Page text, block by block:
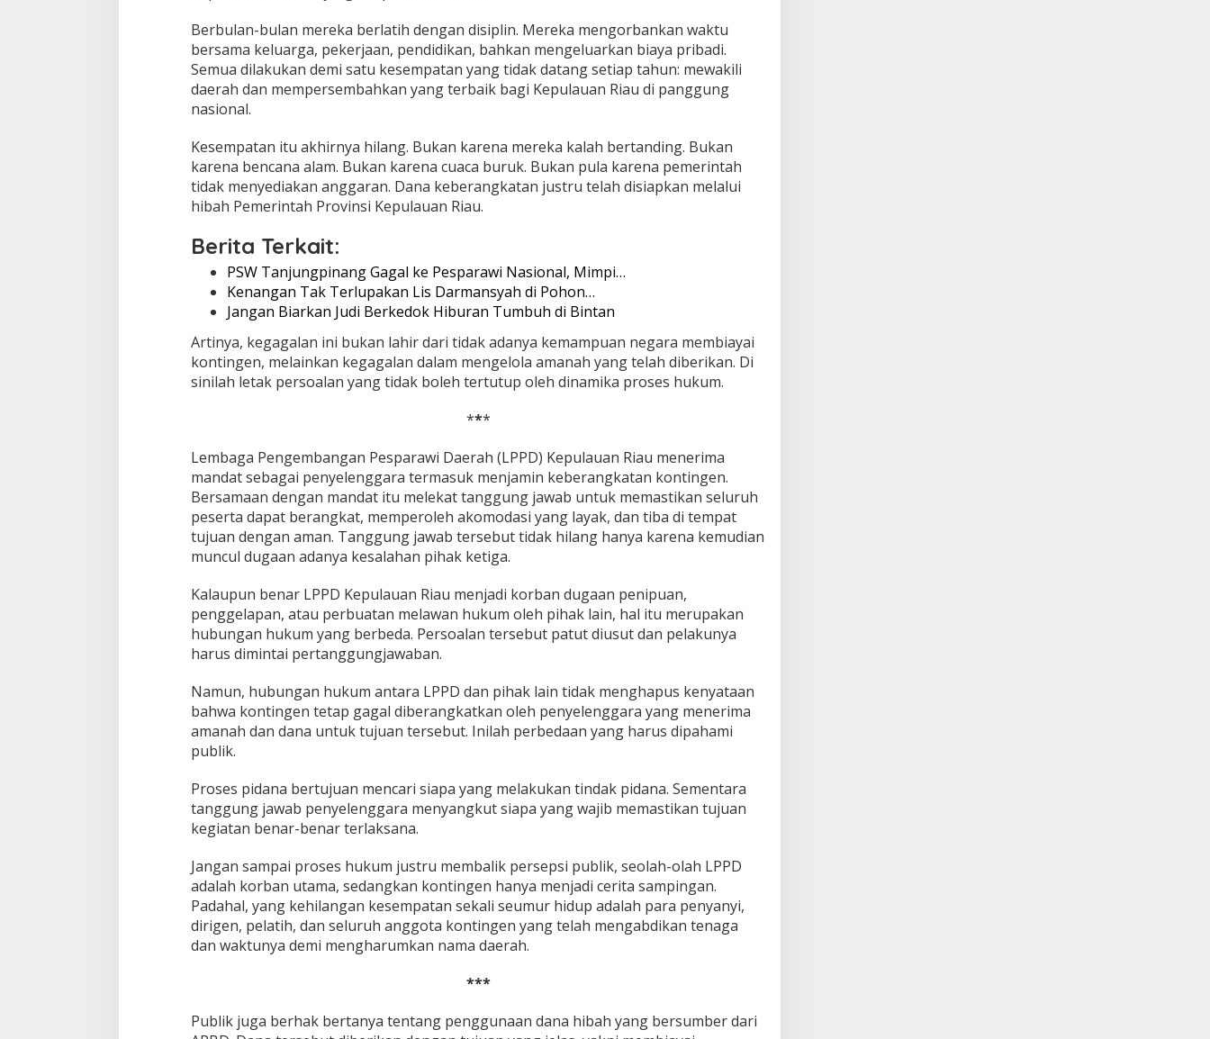
j
a
d
i
b
a
n
a
T
e
r
l
p
a
k
Berbulan-bulan mereka berlatih dengan disiplin. Mereka mengorbankan waktu
bersama keluarga, pekerjaan, pendidikan, bahkan mengeluarkan biaya pribadi.
Semua dilakukan demi satu kesempatan yang tidak datang setiap tahun: mewakili
daerah dan mempersembahkan yang terbaik bagi Kepulauan Riau di panggung
nasional.
Kesempatan itu akhirnya hilang. Bukan karena mereka kalah bertanding. Bukan
karena bencana alam. Bukan karena cuaca buruk. Bukan pula karena pemerintah
tidak menyediakan anggaran. Dana keberangkatan justru telah disiapkan melalui
hibah Pemerintah Provinsi Kepulauan Riau.
Berita Terkait:
PSW Tanjungpinang Gagal ke Pesparawi Nasional, Mimpi…
Kenangan Tak Terlupakan Lis Darmansyah di Pohon…
Jangan Biarkan Judi Berkedok Hiburan Tumbuh di Bintan
Artinya, kegagalan ini bukan lahir dari tidak adanya kemampuan negara membiayai
kontingen, melainkan kegagalan dalam mengelola amanah yang telah diberikan. Di
sinilah letak persoalan yang tidak boleh tertutup oleh dinamika proses hukum.
***
Lembaga Pengembangan Pesparawi Daerah (LPPD) Kepulauan Riau menerima
mandat sebagai penyelenggara termasuk menjamin keberangkatan kontingen.
Bersamaan dengan mandat itu melekat tanggung jawab untuk memastikan seluruh
peserta dapat berangkat, memperoleh akomodasi yang layak, dan tiba di tempat
tujuan dengan aman. Tanggung jawab tersebut tidak hilang hanya karena kemudian
muncul dugaan adanya kesalahan pihak ketiga.
Kalaupun benar LPPD Kepulauan Riau menjadi korban dugaan penipuan,
penggelapan, atau perbuatan melawan hukum oleh pihak lain, hal itu merupakan
hubungan hukum yang berbeda. Persoalan tersebut patut diusut dan pelakunya
harus dimintai pertanggungjawaban.
Namun, hubungan hukum antara LPPD dan pihak lain tidak menghapus kenyataan
bahwa kontingen tetap gagal diberangkatkan oleh penyelenggara yang menerima
amanah dan dana untuk tujuan tersebut. Inilah perbedaan yang harus dipahami
publik.
Proses pidana bertujuan mencari siapa yang melakukan tindak pidana. Sementara
tanggung jawab penyelenggara menyangkut siapa yang wajib memastikan tujuan
kegiatan benar-benar terlaksana.
Jangan sampai proses hukum justru membalik persepsi publik, seolah-olah LPPD
adalah korban utama, sedangkan kontingen hanya menjadi cerita sampingan.
Padahal, yang kehilangan kesempatan sekali seumur hidup adalah para penyanyi,
dirigen, pelatih, dan seluruh anggota kontingen yang telah mengabdikan tenaga
dan waktunya demi mengharumkan nama daerah.
***
Publik juga berhak bertanya tentang penggunaan dana hibah yang bersumber dari